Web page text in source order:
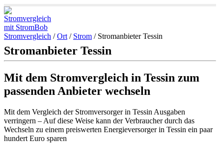
Stromvergleich /Ort / Strom / Stromanbieter Tessin
Stromanbieter Tessin
Mit dem Stromvergleich in Tessin zum
passenden Anbieter wechseln
Mit dem Vergleich der Stromversorger in Tessin Ausgaben
verringern – Auf diese Weise kann der Verbraucher durch das
Wechseln zu einem preiswerten Energieversorger in Tessin ein paar
hundert Euro sparen